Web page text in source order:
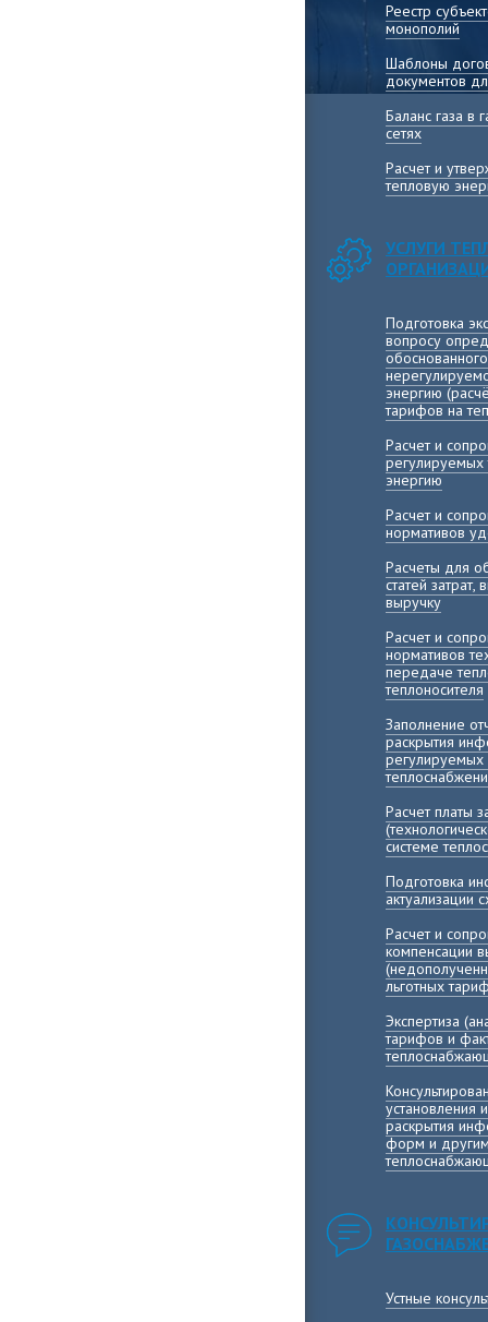
Реестр
монополий
Шаблоны
документов
Баланс газа в
сетях
Расчет и
тепловую
УСЛУГИ
Подготовка
вопросу
энергию
тарифов на
Расчет и
энергию
Расчет и
нормативов
Расчеты для
статей
выручку
Расчет и
нормативов
передаче
теплоносителя
Заполнение
раскрытия
Расчет платы
системе
Подготовка
актуализации
Расчет и
компенсации
льготных
Экспертиза
тарифов и
установления
раскрытия
форм и
Устные